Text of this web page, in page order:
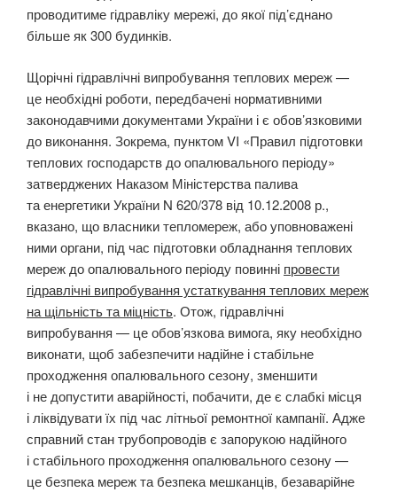
проводитиме гідравліку мережі, до якої під’єднано
більше як 300 будинків.
Щорічні гідравлічні випробування теплових мереж —
це необхідні роботи, передбачені нормативними
законодавчими документами України і є обов’язковими
до виконання. Зокрема, пунктом VI «Правил підготовки
теплових господарств до опалювального періоду»
затверджених Наказом Міністерства палива
та енергетики України N 620/378 від 10.12.2008 р.,
вказано, що власники тепломереж, або уповноважені
ними органи, під час підготовки обладнання теплових
мереж до опалювального періоду повинні провести
гідравлічні випробування устаткування теплових мереж
на щільність та міцність. Отож, гідравлічні
випробування — це обов’язкова вимога, яку необхідно
виконати, щоб забезпечити надійне і стабільне
проходження опалювального сезону, зменшити
і не допустити аварійності, побачити, де є слабкі місця
і ліквідувати їх під час літньої ремонтної кампанії. Адже
справний стан трубопроводів є запорукою надійного
і стабільного проходження опалювального сезону —
це безпека мереж та безпека мешканців, безаварійне